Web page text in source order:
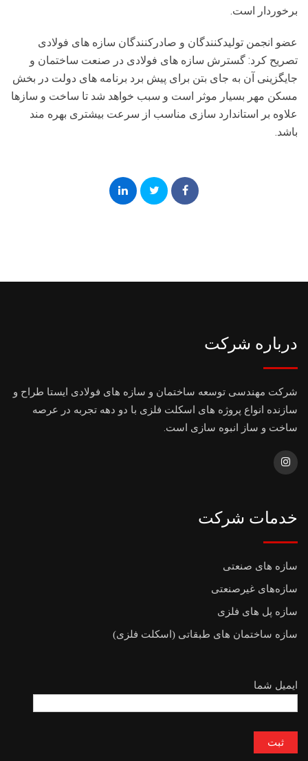
برخوردار است.
عضو انجمن تولیدکنندگان و صادرکنندگان سازه های فولادی
تصریح کرد: گسترش سازه های فولادی در صنعت ساختمان و
جایگزینی آن به جای بتن برای پیش برد برنامه های دولت در بخش
مسکن مهر بسیار موثر است و سبب خواهد شد تا ساخت و سازها
علاوه بر استاندارد سازی مناسب از سرعت بیشتری بهره مند
باشد.
درباره شرکت
شرکت مهندسی توسعه ساختمان و سازه های فولادی ایستا طراح و
سازنده انواع پروژه های اسکلت فلزی با دو دهه تجربه در عرصه
ساخت و ساز انبوه سازی است.
خدمات شرکت
سازه های صنعتی
سازه‌های غیرصنعتی
سازه پل های فلزی
سازه ساختمان های طبقاتی (اسکلت فلزی)
ایمیل شما